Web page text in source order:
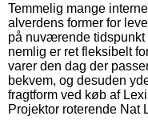
Temmelig mange
alverdens former for
på nuværende tidspunkt
nemlig er ret fleksibelt
varer den dag der
bekvem, og desuden
fragtform ved køb af
Projektor roterende Nat